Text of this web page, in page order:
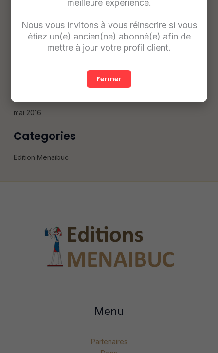
meilleure expérience.
Nous vous invitons à vous réinscrire si vous
étiez un(e) ancien(ne) abonné(e) afin de
mettre à jour votre profil client.
Fermer
février 2017
janvier 2017
décembre 2016
mai 2016
Categories
Edition Menaibuc
Menu
Partenaires